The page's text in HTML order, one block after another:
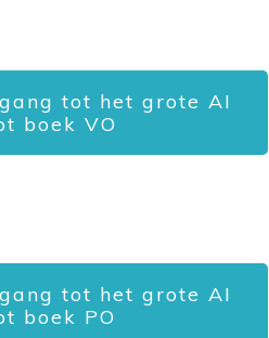
tot het grote AI
boek VO
tot het grote AI
boek PO